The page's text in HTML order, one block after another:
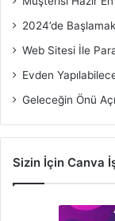
2024’de
Web Sitesi İle
Evden
Geleceğin Önü
Sizin İçin Canva